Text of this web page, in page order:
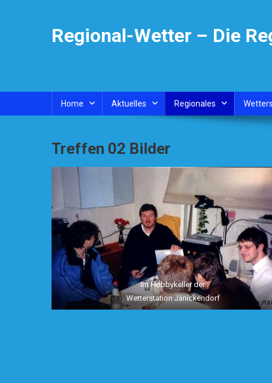
Regional-Wetter – Die
Home Aktuelles Regionales
Treffen 02 Bilder
Im Hobbykeller der
Wetterstation Jänickendorf